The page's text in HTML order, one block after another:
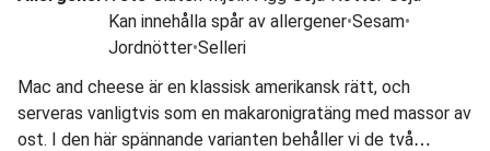
Kan innehålla spår av allergener•Sesam•
Jordnötter•Selleri
Mac and cheese är en klassisk amerikansk rätt, och
serveras vanligtvis som en makaronigratäng med massor av
ost. I den här spännande varianten behåller vi de två